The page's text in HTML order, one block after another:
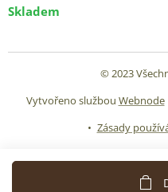
Skladem
© 2023
Vytvořeno službou Webnode
Zásady